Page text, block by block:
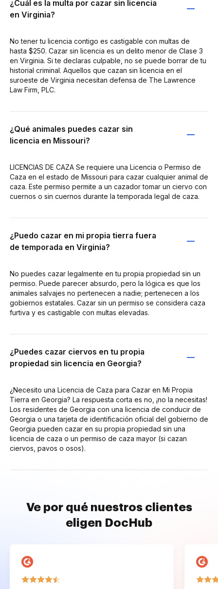
¿Cuál es la multa por cazar sin licencia
en Virginia?
No tener tu licencia contigo es castigable con multas de
hasta $250. Cazar sin licencia es un delito menor de Clase 3
en Virginia. Si te declaras culpable, no se puede borrar de tu
historial criminal. Aquellos que cazan sin licencia en el
suroeste de Virginia necesitan defensa de The Lawrence
Law Firm, PLC.
¿Qué animales puedes cazar sin
licencia en Missouri?
LICENCIAS DE CAZA Se requiere una Licencia o Permiso de
Caza en el estado de Missouri para cazar cualquier animal de
caza. Este permiso permite a un cazador tomar un ciervo con
cuernos o sin cuernos durante la temporada legal de caza.
¿Puedo cazar en mi propia tierra fuera
de temporada en Virginia?
No puedes cazar legalmente en tu propia propiedad sin un
permiso. Puede parecer absurdo, pero la lógica es que los
animales salvajes no pertenecen a nadie; pertenecen a los
gobiernos estatales. Cazar sin un permiso se considera caza
furtiva y es castigable con multas elevadas.
¿Puedes cazar ciervos en tu propia
propiedad sin licencia en Georgia?
¿Necesito una Licencia de Caza para Cazar en Mi Propia
Tierra en Georgia? La respuesta corta es no, ¡no la necesitas!
Los residentes de Georgia con una licencia de conducir de
Georgia o una tarjeta de identificación oficial del gobierno de
Georgia pueden cazar en su propia propiedad sin una
licencia de caza o un permiso de caza mayor (si cazan
ciervos, pavos o osos).
Ve por qué nuestros clientes
eligen DocHub